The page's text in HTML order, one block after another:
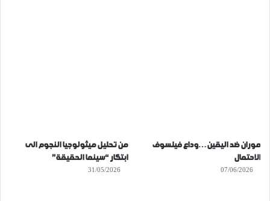
موران ضد اليقين…وداع فيلسوف
الاحتمال
07/06/2026
من تحليل ميثولوجيا النجوم الى
ابتكار “سينما الحقيقة”
31/05/2026